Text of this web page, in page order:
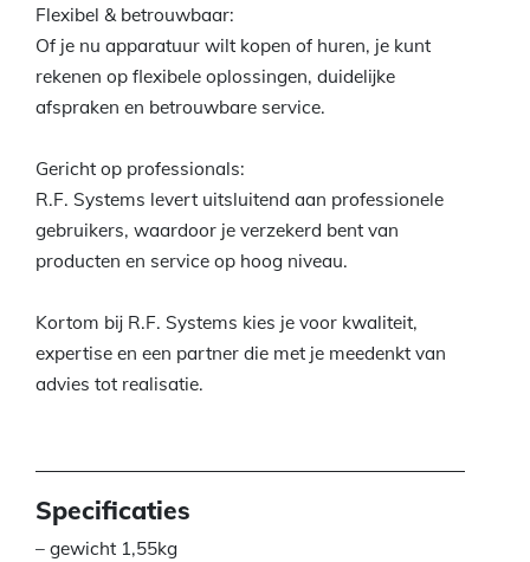
Flexibel & betrouwbaar:
Of je nu apparatuur wilt kopen of huren, je kunt
rekenen op flexibele oplossingen, duidelijke
afspraken en betrouwbare service.
Gericht op professionals:
R.F. Systems levert uitsluitend aan professionele
gebruikers, waardoor je verzekerd bent van
producten en service op hoog niveau.
Kortom bij R.F. Systems kies je voor kwaliteit,
expertise en een partner die met je meedenkt van
advies tot realisatie.
Specificaties
– gewicht 1,55kg